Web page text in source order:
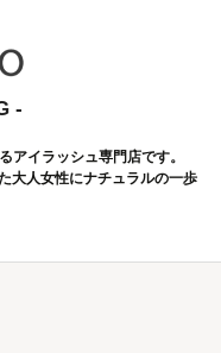
-
アイラッシュ専門店です。
大人女性にナチュラルの一歩